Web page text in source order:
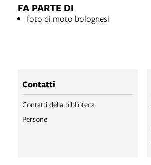
FA PARTE DI
foto di moto bolognesi
Contatti
Contatti della biblioteca
Persone